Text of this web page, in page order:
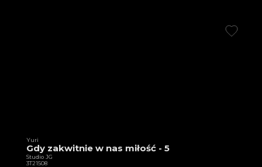
Yuri
Gdy zakwitnie w nas miłość - 5
Studio JG
3T21508